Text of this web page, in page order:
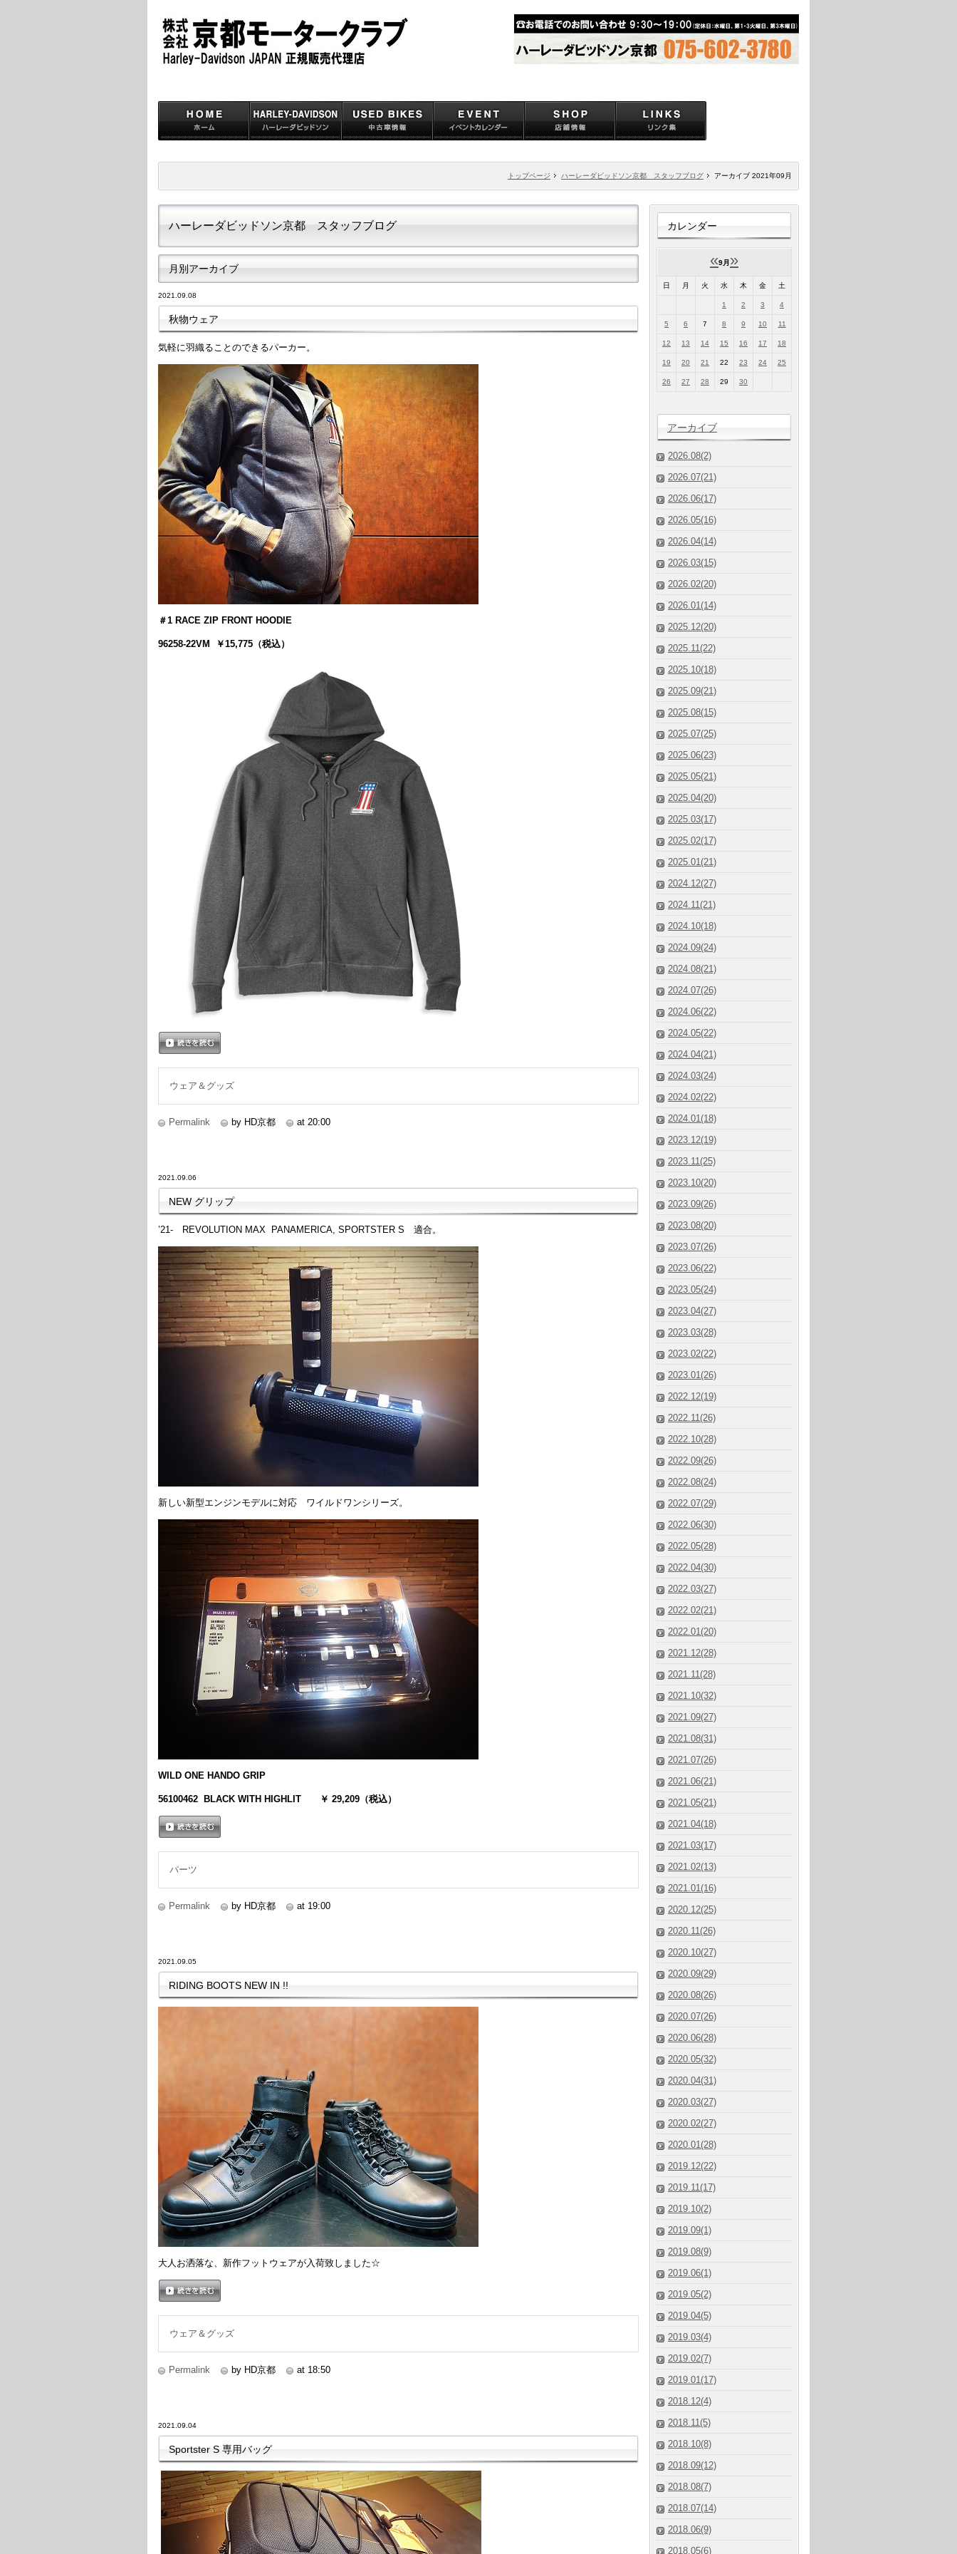
トップページ ハーレーダビッドソン京都 スタッフブログ アーカイブ 2021年09月
ハーレーダビッドソン京都 スタッフブログ
月別アーカイブ
2021.09.08
秋物ウェア
気軽に羽織ることのできるパーカー。
＃1 RACE ZIP FRONT HOODIE
96258-22VM ￥15,775（税込）
ウェア＆グッズ
Permalink by HD京都 at 20:00
2021.09.06
NEW グリップ
’21- REVOLUTION MAX PANAMERICA, SPORTSTER S 適合。
新しい新型エンジンモデルに対応 ワイルドワンシリーズ。
WILD ONE HANDO GRIP
56100462 BLACK WITH HIGHLIT ￥ 29,209（税込）
パーツ
Permalink by HD京都 at 19:00
2021.09.05
RIDING BOOTS NEW IN !!
大人お洒落な、新作フットウェアが入荷致しました☆
ウェア＆グッズ
Permalink by HD京都 at 18:50
2021.09.04
Sportster S 専用バッグ
カレンダー
«9月 »
日 月 火 水 木 金 土
1 2 3 4
5 6 7 8 9 10 11
12 13 14 15 16 17 18
19 20 21 22 23 24 25
26 27 28 29 30
アーカイブ
2026.08(2)
2026.07(21)
2026.06(17)
2026.05(16)
2026.04(14)
2026.03(15)
2026.02(20)
2026.01(14)
2025.12(20)
2025.11(22)
2025.10(18)
2025.09(21)
2025.08(15)
2025.07(25)
2025.06(23)
2025.05(21)
2025.04(20)
2025.03(17)
2025.02(17)
2025.01(21)
2024.12(27)
2024.11(21)
2024.10(18)
2024.09(24)
2024.08(21)
2024.07(26)
2024.06(22)
2024.05(22)
2024.04(21)
2024.03(24)
2024.02(22)
2024.01(18)
2023.12(19)
2023.11(25)
2023.10(20)
2023.09(26)
2023.08(20)
2023.07(26)
2023.06(22)
2023.05(24)
2023.04(27)
2023.03(28)
2023.02(22)
2023.01(26)
2022.12(19)
2022.11(26)
2022.10(28)
2022.09(26)
2022.08(24)
2022.07(29)
2022.06(30)
2022.05(28)
2022.04(30)
2022.03(27)
2022.02(21)
2022.01(20)
2021.12(28)
2021.11(28)
2021.10(32)
2021.09(27)
2021.08(31)
2021.07(26)
2021.06(21)
2021.05(21)
2021.04(18)
2021.03(17)
2021.02(13)
2021.01(16)
2020.12(25)
2020.11(26)
2020.10(27)
2020.09(29)
2020.08(26)
2020.07(26)
2020.06(28)
2020.05(32)
2020.04(31)
2020.03(27)
2020.02(27)
2020.01(28)
2019.12(22)
2019.11(17)
2019.10(2)
2019.09(1)
2019.08(9)
2019.06(1)
2019.05(2)
2019.04(5)
2019.03(4)
2019.02(7)
2019.01(17)
2018.12(4)
2018.11(5)
2018.10(8)
2018.09(12)
2018.08(7)
2018.07(14)
2018.06(9)
2018.05(6)